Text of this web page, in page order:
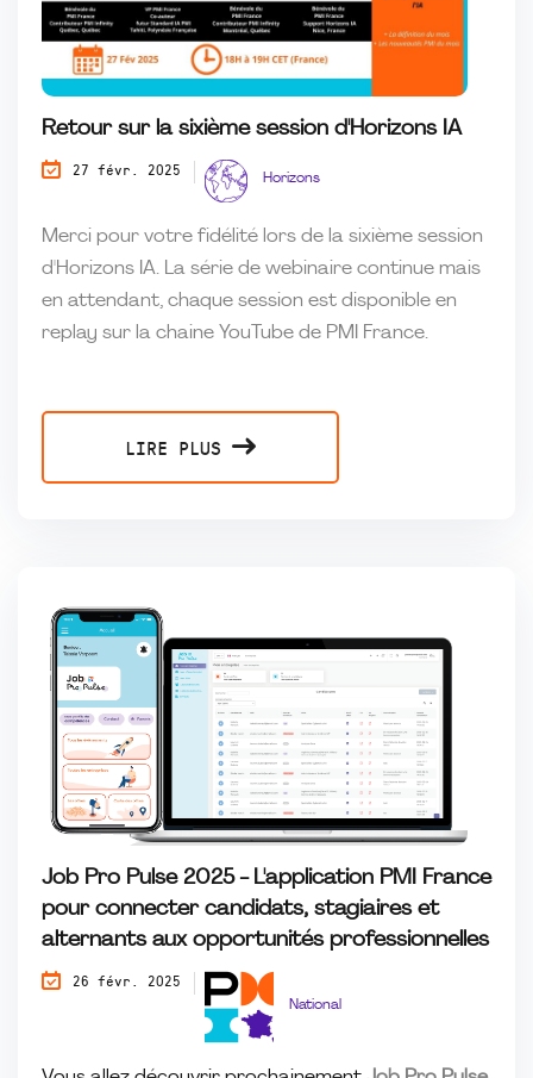
Retour sur la sixième session d'Horizons IA
27 févr. 2025
Horizons
Merci pour votre fidélité lors de la sixième session
d'Horizons IA. La série de webinaire continue mais
en attendant, chaque session est disponible en
replay sur la chaine YouTube de PMI France.
LIRE PLUS
Job Pro Pulse 2025 - L'application PMI France
pour connecter candidats, stagiaires et
alternants aux opportunités professionnelles
26 févr. 2025
National